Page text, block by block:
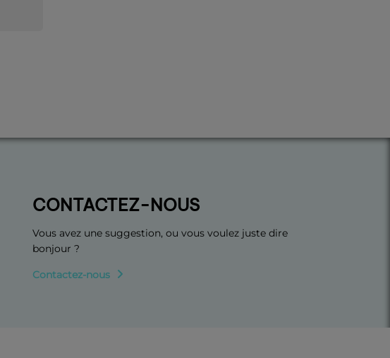
CONTACTEZ-NOUS
Vous avez une suggestion, ou vous voulez juste dire
bonjour ?
Contactez-nous